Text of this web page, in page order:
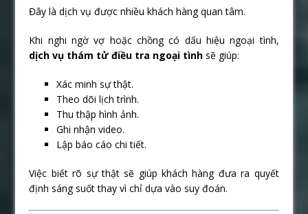
Đây là dịch vụ được nhiều khách hàng quan tâm.
Khi nghi ngờ vợ hoặc chồng có dấu hiệu ngoại tình,
dịch vụ thám tử điều tra ngoại tình sẽ giúp:
Xác minh sự thật.
Theo dõi lịch trình.
Thu thập hình ảnh.
Ghi nhận video.
Lập báo cáo chi tiết.
Việc biết rõ sự thật sẽ giúp khách hàng đưa ra quyết
định sáng suốt thay vì chỉ dựa vào suy đoán.